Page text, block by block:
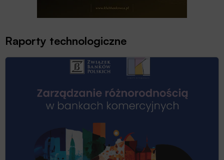
Raporty technologiczne